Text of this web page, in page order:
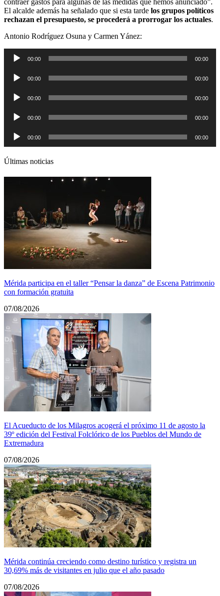
contraer gastos para algunas de las medidas que hemos anunciado”.
El alcalde además ha señalado que si esta tarde los grupos políticos
rechazan el presupuesto, se procederá a prorrogar los actuales.
Antonio Rodríguez Osuna y Carmen Yánez:
Reproductor
00:00 00:00
Reproductor
00:00 00:00
Reproductor
00:00 00:00
Reproductor
00:00 00:00
Reproductor
audio
00:00 00:00
Últimas noticias
Mérida participa en el taller “Pensar la danza” de Escena Patrimonio
con formación gratuita
07/08/2026
El Acueducto de los Milagros acogerá el próximo 11 de agosto la
39º edición del Festival Folclórico de los Pueblos del Mundo de
Extremadura
07/08/2026
Mérida continúa creciendo como destino turístico y registra un
30,69% más de visitantes en julio que el año pasado
07/08/2026